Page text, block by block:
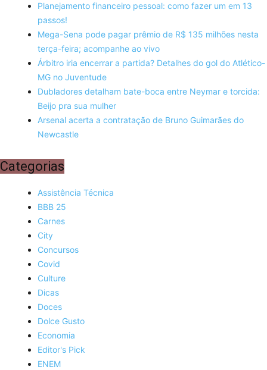
Planejamento financeiro pessoal: como fazer um em 13
passos!
Mega-Sena pode pagar prêmio de R$ 135 milhões nesta
terça-feira; acompanhe ao vivo
Árbitro iria encerrar a partida? Detalhes do gol do Atlético-
MG no Juventude
Dubladores detalham bate-boca entre Neymar e torcida:
Beijo pra sua mulher
Arsenal acerta a contratação de Bruno Guimarães do
Newcastle
Categorias
Assistência Técnica
BBB 25
Carnes
City
Concursos
Covid
Culture
Dicas
Doces
Dolce Gusto
Economia
Editor's Pick
ENEM